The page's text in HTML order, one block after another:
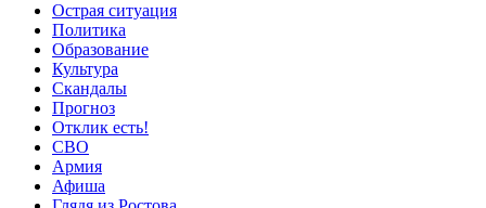
Острая ситуация
Политика
Образование
Культура
Скандалы
Прогноз
Отклик есть!
СВО
Армия
Афиша